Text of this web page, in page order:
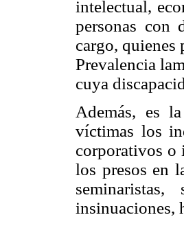
intelectual,
personas con
cargo, quienes
Prevalencia
cuya
Además, es
víctimas los
corporativos o
los presos en
insinuaciones,